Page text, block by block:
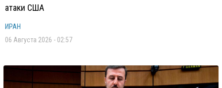
атаки США
ИРАН
06 Августа 2026 - 02:57